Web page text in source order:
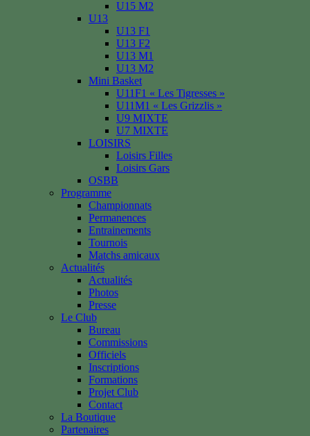
U15 M2
U13
U13 F1
U13 F2
U13 M1
U13 M2
Mini Basket
U11F1 « Les Tigresses »
U11M1 « Les Grizzlis »
U9 MIXTE
U7 MIXTE
LOISIRS
Loisirs Filles
Loisirs Gars
OSBB
Programme
Championnats
Permanences
Entrainements
Tournois
Matchs amicaux
Actualités
Actualités
Photos
Presse
Le Club
Bureau
Commissions
Officiels
Inscriptions
Formations
Projet Club
Contact
La Boutique
Partenaires